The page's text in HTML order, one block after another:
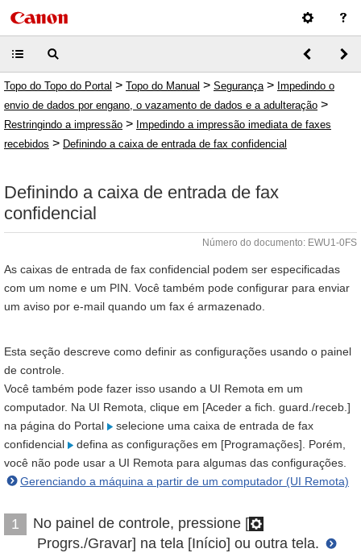
Topo do Topo do Portal > Topo do Manual > Segurança > Impedindo o
envio de dados por engano, o vazamento de dados e a adulteração >
Restringindo a impressão > Impedindo a impressão imediata de faxes
recebidos > Definindo a caixa de entrada de fax confidencial
Definindo a caixa de entrada de fax
confidencial
Número do documento: EWU1-0FS
As caixas de entrada de fax confidencial podem ser especificadas
com um nome e um PIN. Você também pode configurar para enviar
um aviso por e-mail quando um fax é armazenado.
Esta seção descreve como definir as configurações usando o painel
de controle.
Você também pode fazer isso usando a UI Remota em um
computador. Na UI Remota, clique em [Aceder a fich. guard./receb.]
na página do Portal
selecione uma caixa de entrada de fax
confidencial
defina as configurações em [Programações]. Porém,
você não pode usar a UI Remota para algumas das configurações.
Gerenciando a máquina a partir de um computador (UI Remota)
1
No painel de controle, pressione [
Progrs./Gravar] na tela [Início] ou outra tela.